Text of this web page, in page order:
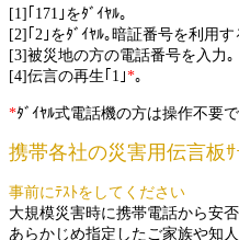
[1]｢171｣をﾀﾞｲﾔﾙ｡
[2]｢2｣をﾀﾞｲﾔﾙ｡暗証番号を利用す
[3]被災地の方の電話番号を入力｡
[4]伝言の再生｢1｣*｡
*ﾀﾞｲﾔﾙ式電話機の方は操作不要
携帯各社の災害用伝言板ｻ
事前にﾃｽﾄをしてください
大規模災害時に携帯電話から安
あらかじめ指定したご家族や知